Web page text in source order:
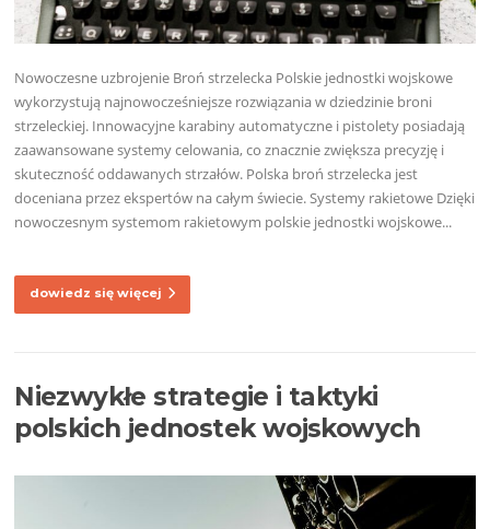
Nowoczesne uzbrojenie Broń strzelecka Polskie jednostki wojskowe
wykorzystują najnowocześniejsze rozwiązania w dziedzinie broni
strzeleckiej. Innowacyjne karabiny automatyczne i pistolety posiadają
zaawansowane systemy celowania, co znacznie zwiększa precyzję i
skuteczność oddawanych strzałów. Polska broń strzelecka jest
doceniana przez ekspertów na całym świecie. Systemy rakietowe Dzięki
nowoczesnym systemom rakietowym polskie jednostki wojskowe...
dowiedz się więcej
Niezwykłe strategie i taktyki
polskich jednostek wojskowych